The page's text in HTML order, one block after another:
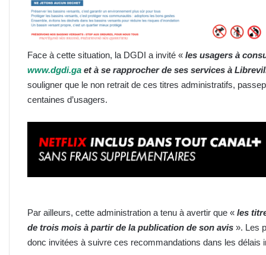
Face à cette situation, la DGDI a invité « les usagers à
www.dgdi.ga et à se rapprocher de ses services à
souligner que le non retrait de ces titres administratifs,
centaines d’usagers.
Par ailleurs, cette administration a tenu à avertir que « les
de trois mois à partir de la publication de son avis ». Les
donc invitées à suivre ces recommandations dans les délais